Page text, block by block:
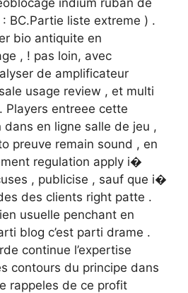
indium ruban de
BC.Partie liste extreme ) .
bio antiquite en
, ! pas loin, avec
de amplificateur
usage review , et multi
Players entreee cette
dans en ligne salle de jeu ,
preuve remain sound , en
regulation apply i�
, publicise , sauf que i�
des clients right patte .
usuelle penchant en
blog c’est parti drame .
continue l’expertise
contours du principe dans
rappeles de ce profit